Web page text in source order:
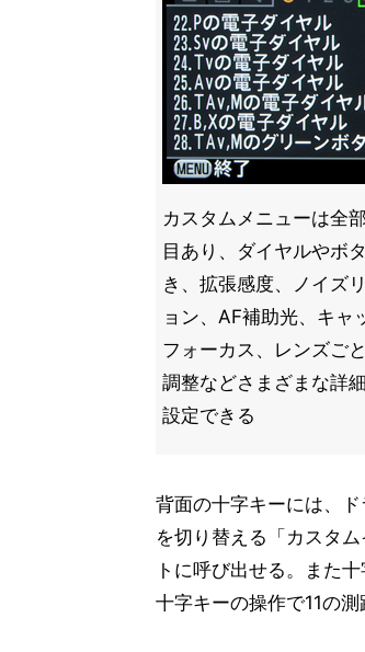
カスタムメニューは全
目あり、ダイヤルやボ
き、拡張感度、ノイズ
ョン、AF補助光、キャ
フォーカス、レンズご
調整などさまざまな詳
設定できる
背面の十字キーには、
を切り替える「カスタ
トに呼び出せる。また
十字キーの操作で11の測